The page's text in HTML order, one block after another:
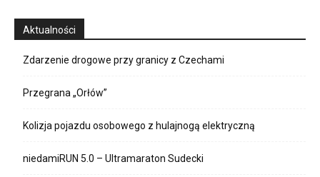
Aktualności
Zdarzenie drogowe przy granicy z Czechami
Przegrana „Orłów”
Kolizja pojazdu osobowego z hulajnogą elektryczną
niedamiRUN 5.0 – Ultramaraton Sudecki